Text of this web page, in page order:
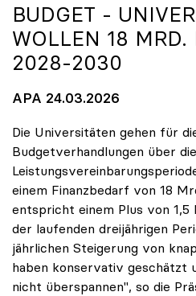
BUDGET -
WOLLEN 18 MRD.
2028-2030
APA 24.03.2026
Die Universitäten gehen für
Budgetverhandlungen über die
einem Finanzbedarf von 18
entspricht einem Plus von 1,5
der laufenden dreijährigen
jährlichen Steigerung von
haben konservativ geschätzt
nicht überspannen", so die